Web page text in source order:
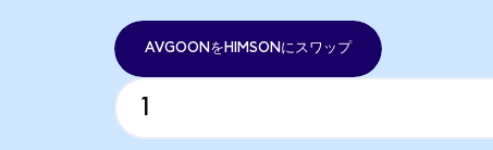
AVGOONをHIMSONにスワップ